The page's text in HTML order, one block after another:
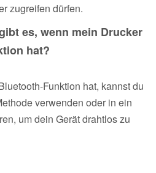
zugreifen dürfen.
es, wenn mein Drucker
hat?
Funktion hat, kannst du
verwenden oder in ein
um dein Gerät drahtlos zu